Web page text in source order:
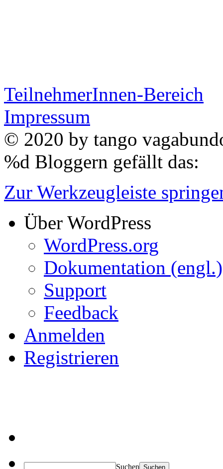
TeilnehmerInnen-Bereich
Impressum
© 2020 by tango
%d Bloggern gefällt das:
Zur Werkzeugleiste
Über WordPress
WordPress.org
Dokumentation (engl.)
Support
Feedback
Anmelden
Registrieren
Suchen